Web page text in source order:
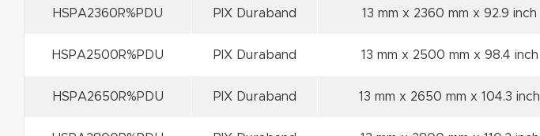
HSPA2360R%PDU PIX Duraband 13 mm x 2360 mm x 92.9 inch
HSPA2500R%PDU PIX Duraband 13 mm x 2500 mm x 98.4 inch
HSPA2650R%PDU PIX Duraband 13 mm x 2650 mm x 104.3 inch